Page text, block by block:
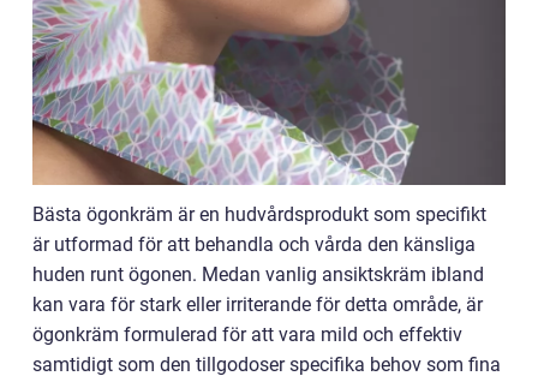
Bästa ögonkräm är en hudvårdsprodukt som specifikt
är utformad för att behandla och vårda den känsliga
huden runt ögonen. Medan vanlig ansiktskräm ibland
kan vara för stark eller irriterande för detta område, är
ögonkräm formulerad för att vara mild och effektiv
samtidigt som den tillgodoser specifika behov som fina